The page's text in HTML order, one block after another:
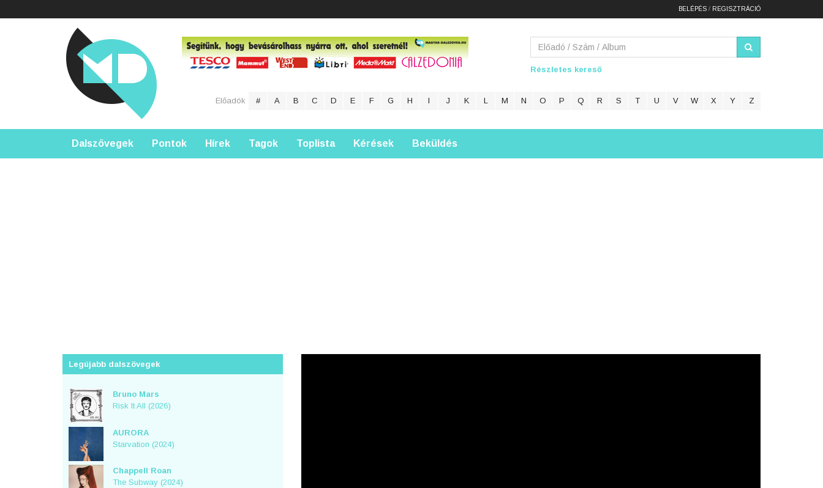
BELÉPÉS / REGISZTRÁCIÓ
Részletes kereső
Előadók # A B C D E F G H I J K L M N O P Q R S T U V W X Y Z
Dalszövegek Pontok Hírek Tagok Toplista Kérések Beküldés
Legújabb dalszövegek
Bruno Mars
Risk It All (2026)
AURORA
Starvation (2024)
Chappell Roan
The Subway (2024)